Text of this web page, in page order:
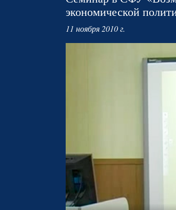
экономической
11 ноября 2010 г.